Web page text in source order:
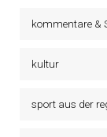
kommentare &
kultur
sport aus der